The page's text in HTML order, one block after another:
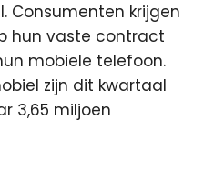
Consumenten krijgen
hun vaste contract
mobiele telefoon.
zijn dit kwartaal
3,65 miljoen